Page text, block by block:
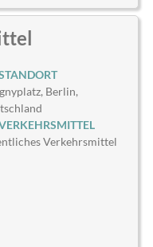
Berlin,
Verkehrsmittel